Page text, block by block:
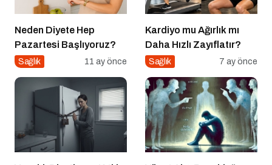
Neden Diyete Hep
Pazartesi Başlıyoruz?
Sağlık 11 ay önce
Kardiyo mu Ağırlık mı
Daha Hızlı Zayıflatır?
Sağlık 7 ay önce